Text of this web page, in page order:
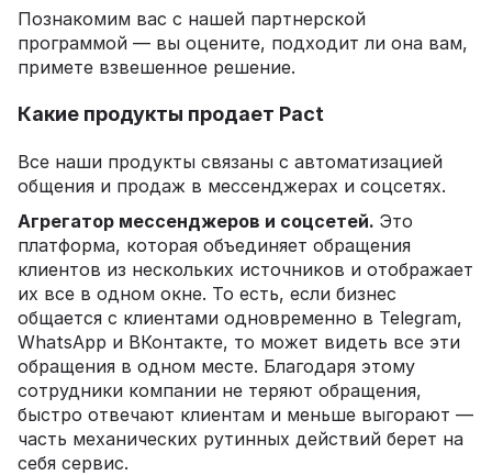
Познакомим вас с нашей партнерской
программой — вы оцените, подходит ли она вам,
примете взвешенное решение.
Какие продукты продает Pact
Все наши продукты связаны с автоматизацией
общения и продаж в мессенджерах и соцсетях.
Агрегатор мессенджеров и соцсетей. Это
платформа, которая объединяет обращения
клиентов из нескольких источников и отображает
их все в одном окне. То есть, если бизнес
общается с клиентами одновременно в Telegram,
WhatsApp и ВКонтакте, то может видеть все эти
обращения в одном месте. Благодаря этому
сотрудники компании не теряют обращения,
быстро отвечают клиентам и меньше выгорают —
часть механических рутинных действий берет на
себя сервис.